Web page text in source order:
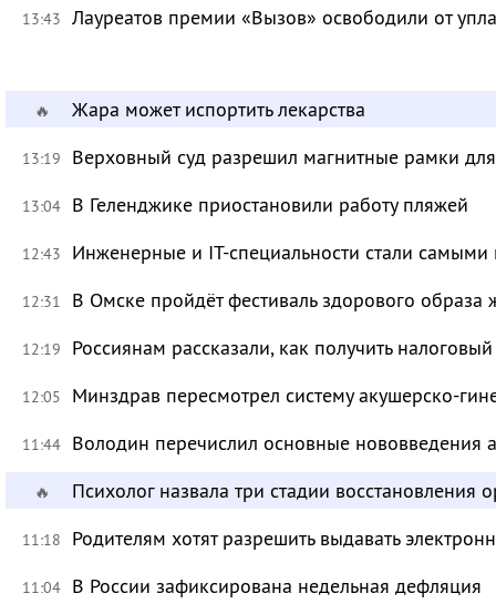
13:43 Лауреатов премии «Вызов» освободили от
🔥 Жара может испортить лекарства
13:19 Верховный суд разрешил магнитные рамки
13:04 В Геленджике приостановили работу пляжей
12:43 Инженерные и IT-специальности стали
12:31 В Омске пройдёт фестиваль здорового
12:19 Россиянам рассказали, как получить
12:05 Минздрав пересмотрел систему акушерско-
11:44 Володин перечислил основные нововведения
🔥 Психолог назвала три стадии восстановления
11:18 Родителям хотят разрешить выдавать
11:04 В России зафиксирована недельная дефляция